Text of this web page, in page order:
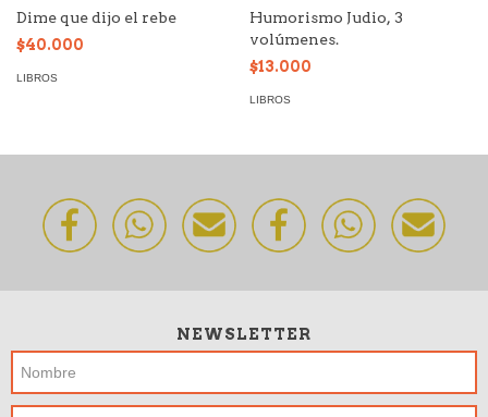
Dime que dijo el rebe
$40.000
LIBROS
Humorismo Judio, 3
volúmenes.
$13.000
LIBROS
NEWSLETTER